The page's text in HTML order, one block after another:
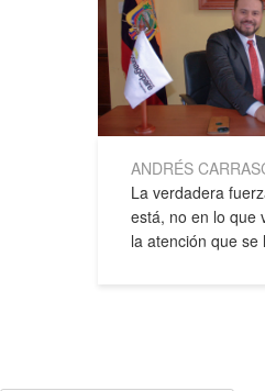
ANDRÉS
La verdadera
está, no en lo que
la atención que se